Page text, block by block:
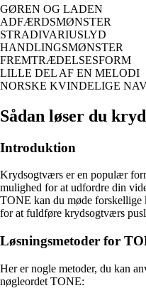
GØREN OG LADEN
ADFÆRDSMØNSTER
STRADIVARIUSLYD
HANDLINGSMØNSTER
FREMTRÆDELSESFORM
LILLE DEL AF EN MELODI
NORSKE KVINDELIGE
Sådan løser du
Introduktion
Krydsogtværs er en populær
mulighed for at udfordre din
TONE kan du møde forskellige
for at fuldføre krydsogtværs
Løsningsmetoder for
Her er nogle metoder, du kan
nøgleordet TONE: